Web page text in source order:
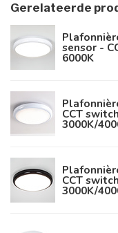
Gerelateerde
sensor -
6000K
CCT switch
3000K/
CCT switch
3000K/